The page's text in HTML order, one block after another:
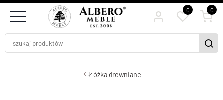
0 0
Łóżka drewniane